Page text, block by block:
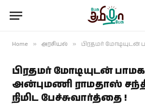
Home » அரசியல் » பிரதமர் மோடியுடன் பாமக அன்புமணி ராமதாஸ்
பிரதமர் மோடியுடன் பாமக
அன்புமணி ராமதாஸ்
நிமிட பேச்சுவார்த்தை !